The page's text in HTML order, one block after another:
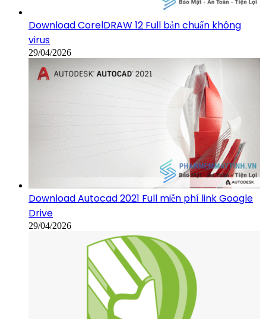
Download CorelDRAW 12 Full bản chuẩn không
virus
29/04/2026
Download Autocad 2021 Full miễn phí link Google
Drive
29/04/2026